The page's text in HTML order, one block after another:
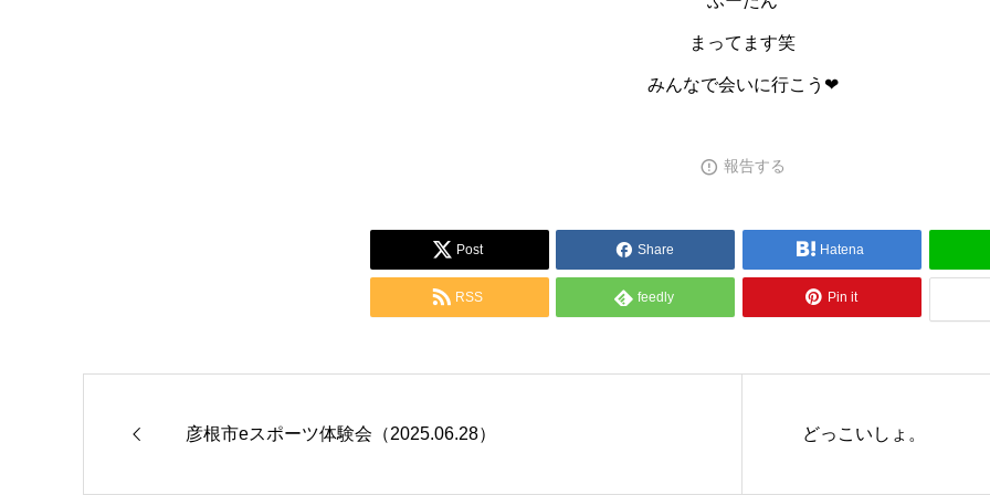
まってます笑
みんなで会いに行こう❤︎
報告する
Post Share Hatena
RSS feedly Pin it
彦根市eスポーツ体験会（2025.06.28） どっこいしょ。